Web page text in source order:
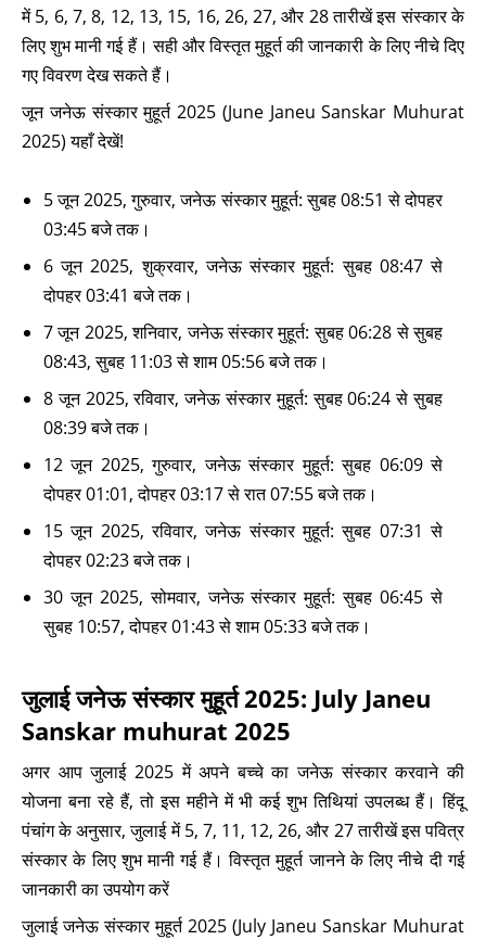
में 5, 6, 7, 8, 12, 13, 15, 16, 26, 27, और 28 तारीखें इस संस्कार के
लिए शुभ मानी गई हैं। सही और विस्तृत मुहूर्त की जानकारी के लिए नीचे दिए
गए विवरण देख सकते हैं।
जून जनेऊ संस्कार मुहूर्त 2025 (June Janeu Sanskar Muhurat
2025) यहाँ देखें!
5 जून 2025, गुरुवार, जनेऊ संस्कार मुहूर्त: सुबह 08:51 से दोपहर
03:45 बजे तक।
6 जून 2025, शुक्रवार, जनेऊ संस्कार मुहूर्त: सुबह 08:47 से
दोपहर 03:41 बजे तक।
7 जून 2025, शनिवार, जनेऊ संस्कार मुहूर्त: सुबह 06:28 से सुबह
08:43, सुबह 11:03 से शाम 05:56 बजे तक।
8 जून 2025, रविवार, जनेऊ संस्कार मुहूर्त: सुबह 06:24 से सुबह
08:39 बजे तक।
12 जून 2025, गुरुवार, जनेऊ संस्कार मुहूर्त: सुबह 06:09 से
दोपहर 01:01, दोपहर 03:17 से रात 07:55 बजे तक।
15 जून 2025, रविवार, जनेऊ संस्कार मुहूर्त: सुबह 07:31 से
दोपहर 02:23 बजे तक।
30 जून 2025, सोमवार, जनेऊ संस्कार मुहूर्त: सुबह 06:45 से
सुबह 10:57, दोपहर 01:43 से शाम 05:33 बजे तक।
जुलाई जनेऊ संस्कार मुहूर्त 2025: July Janeu
Sanskar muhurat 2025
अगर आप जुलाई 2025 में अपने बच्चे का जनेऊ संस्कार करवाने की
योजना बना रहे हैं, तो इस महीने में भी कई शुभ तिथियां उपलब्ध हैं। हिंदू
पंचांग के अनुसार, जुलाई में 5, 7, 11, 12, 26, और 27 तारीखें इस पवित्र
संस्कार के लिए शुभ मानी गई हैं। विस्तृत मुहूर्त जानने के लिए नीचे दी गई
जानकारी का उपयोग करें
जुलाई जनेऊ संस्कार मुहूर्त 2025 (July Janeu Sanskar Muhurat